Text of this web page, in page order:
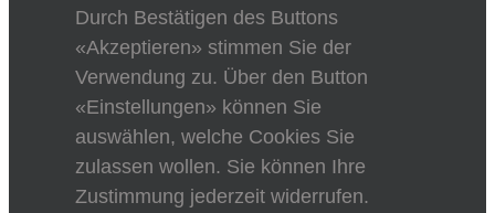
Durch Bestätigen des Buttons
«Akzeptieren» stimmen Sie der
Verwendung zu. Über den Button
«Einstellungen» können Sie
auswählen, welche Cookies Sie
zulassen wollen. Sie können Ihre
Zustimmung jederzeit widerrufen.